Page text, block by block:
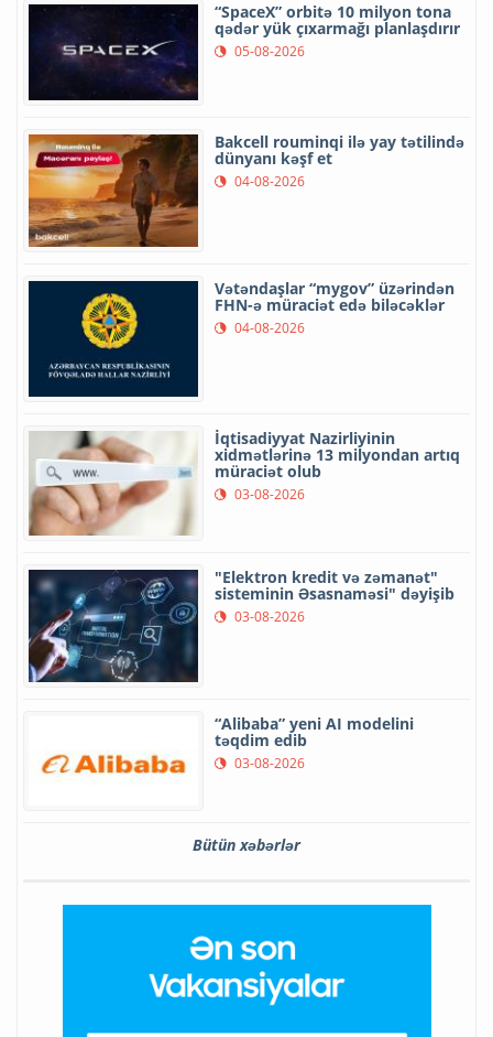
“SpaceX” orbitə 10 milyon tona
qədər yük çıxarmağı planlaşdırır
05-08-2026
Bakcell rouminqi ilə yay tətilində
dünyanı kəşf et
04-08-2026
Vətəndaşlar “mygov” üzərindən
FHN-ə müraciət edə biləcəklər
04-08-2026
İqtisadiyyat Nazirliyinin
xidmətlərinə 13 milyondan artıq
müraciət olub
03-08-2026
"Elektron kredit və zəmanət"
sisteminin Əsasnaməsi" dəyişib
03-08-2026
“Alibaba” yeni AI modelini
təqdim edib
03-08-2026
Bütün xəbərlər